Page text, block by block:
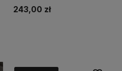
Gładkie + Syfon
243,00 zł